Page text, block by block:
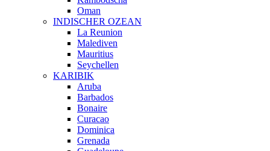
Oman
INDISCHER OZEAN
La Reunion
Malediven
Mauritius
Seychellen
KARIBIK
Aruba
Barbados
Bonaire
Curacao
Dominica
Grenada